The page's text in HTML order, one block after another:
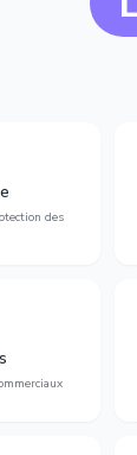
des
votre
litiges.